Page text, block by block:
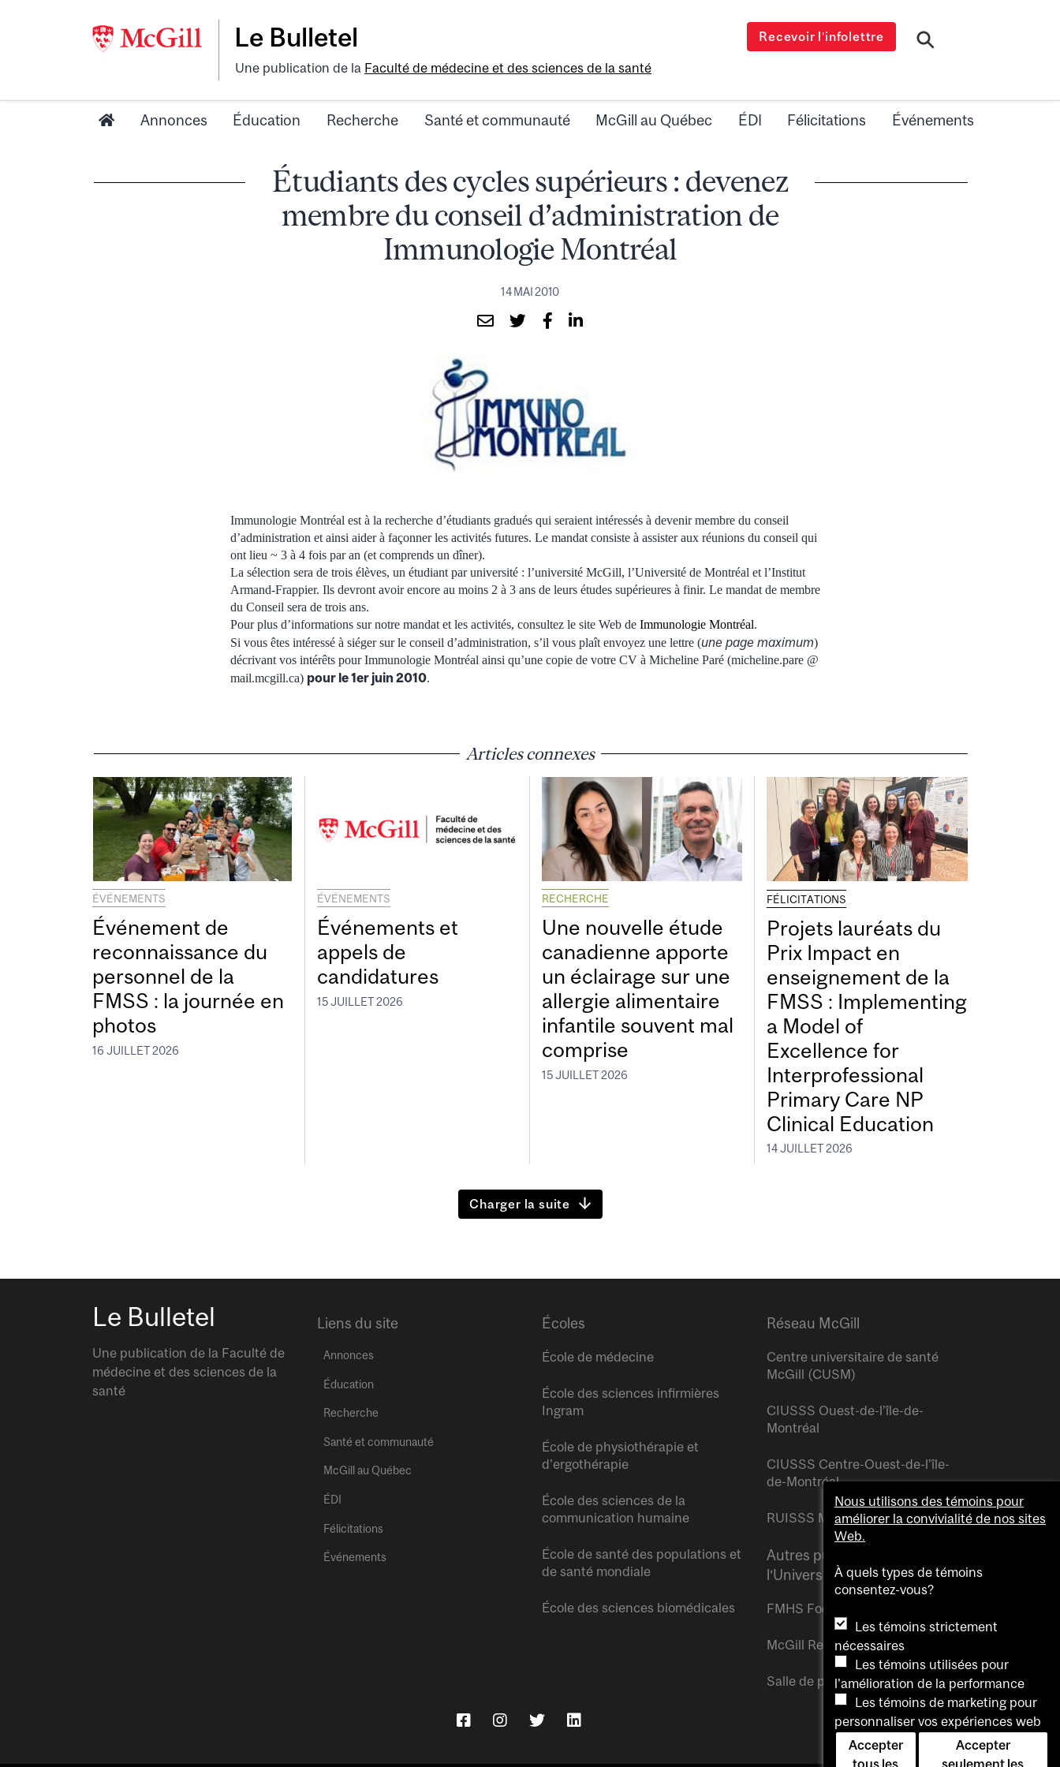
Le Bulletel
Une publication de la Faculté de médecine et des sciences de la santé
Recevoir l’infolettre
Annonces Éducation Recherche Santé et communauté McGill au Québec ÉDI Félicitations Événements
Étudiants des cycles supérieurs : devenez
membre du conseil d’administration de
Immunologie Montréal
14 MAI 2010
Immunologie Montréal est à la recherche d’étudiants gradués qui seraient intéressés à devenir membre du conseil
d’administration et ainsi aider à façonner les activités futures. Le mandat consiste à assister aux réunions du conseil qui
ont lieu ~ 3 à 4 fois par an (et comprends un dîner).
La sélection sera de trois élèves, un étudiant par université : l’université McGill, l’Université de Montréal et l’Institut
Armand-Frappier. Ils devront avoir encore au moins 2 à 3 ans de leurs études supérieures à finir. Le mandat de membre
du Conseil sera de trois ans.
Pour plus d’informations sur notre mandat et les activités, consultez le site Web de Immunologie Montréal.
Si vous êtes intéressé à siéger sur le conseil d’administration, s’il vous plaît envoyez une lettre (une page maximum)
décrivant vos intérêts pour Immunologie Montréal ainsi qu’une copie de votre CV à Micheline Paré (micheline.pare @
mail.mcgill.ca) pour le 1er juin 2010.
Articles connexes
ÉVÉNEMENTS
Événement de
reconnaissance du
personnel de la
FMSS : la journée en
photos
16 JUILLET 2026
ÉVÉNEMENTS
Événements et
appels de
candidatures
15 JUILLET 2026
RECHERCHE
Une nouvelle étude
canadienne apporte
un éclairage sur une
allergie alimentaire
infantile souvent mal
comprise
15 JUILLET 2026
FÉLICITATIONS
Projets lauréats du
Prix Impact en
enseignement de la
FMSS : Implementing
a Model of
Excellence for
Interprofessional
Primary Care NP
Clinical Education
14 JUILLET 2026
Charger la suite
Le Bulletel
Une publication de la Faculté de
médecine et des sciences de la
santé
Liens du site
Annonces
Éducation
Recherche
Santé et communauté
McGill au Québec
ÉDI
Félicitations
Événements
Écoles
École de médecine
École des sciences infirmières
Ingram
École de physiothérapie et
d’ergothérapie
École des sciences de la
communication humaine
École de santé des populations et
de santé mondiale
École des sciences biomédicales
Réseau McGill
Centre universitaire de santé
McGill (CUSM)
CIUSSS Ouest-de-l’île-de-
Montréal
CIUSSS Centre-Ouest-de-l’île-
de-Montréal
RUISSS McGill
Autres publications de
l’Université McGill
FMHS Focus
McGill Reporter
Salle de presse McGill
Nous utilisons des témoins pour
améliorer la convivialité de nos sites
Web.
À quels types de témoins
consentez-vous?
Les témoins strictement
nécessaires
Les témoins utilisées pour
l'amélioration de la performance
Les témoins de marketing pour
personnaliser vos expériences web
Accepter
tous les
Accepter
seulement les